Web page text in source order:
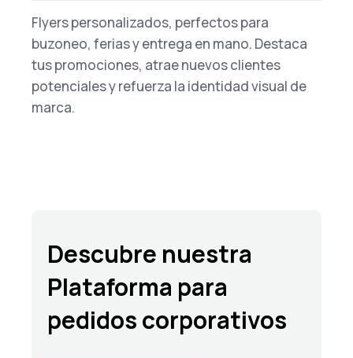
Flyers personalizados, perfectos para
buzoneo, ferias y entrega en mano. Destaca
tus promociones, atrae nuevos clientes
potenciales y refuerza la identidad visual de
marca.
Descubre nuestra
Plataforma para
pedidos corporativos